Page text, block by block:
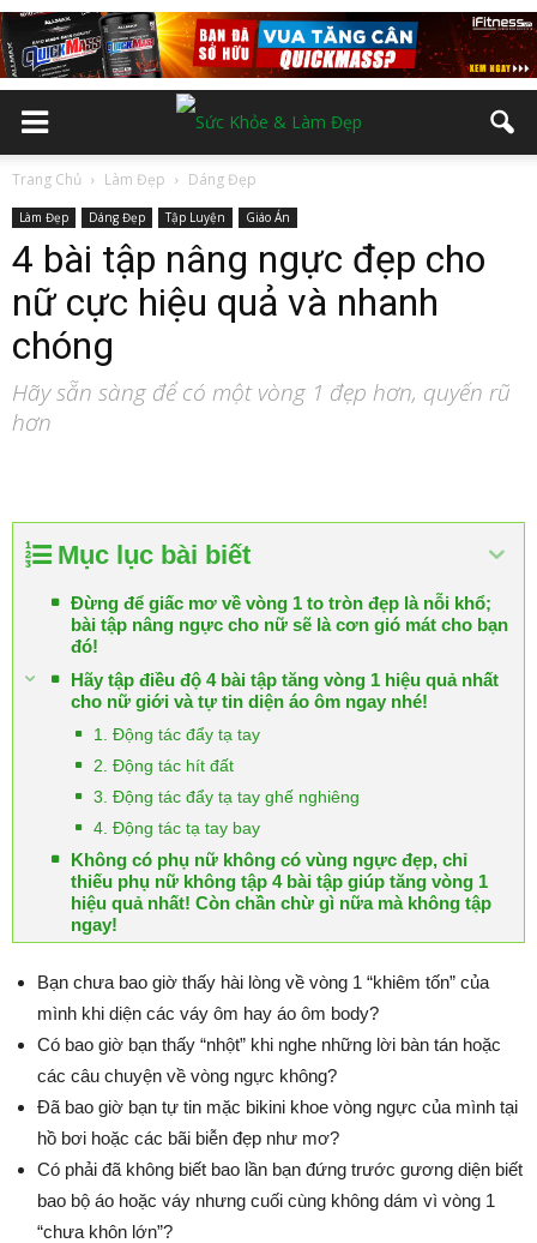
Trang Chủ Làm Đẹp Dáng Đẹp
Làm Đẹp Dáng Đẹp Tập Luyện Giáo Án
4 bài tập nâng ngực đẹp cho
nữ cực hiệu quả và nhanh
chóng
Hãy sẵn sàng để có một vòng 1 đẹp hơn, quyến rũ
hơn
Mục lục bài biết
Đừng để giấc mơ về vòng 1 to tròn đẹp là nỗi khổ;
bài tập nâng ngực cho nữ sẽ là cơn gió mát cho bạn
đó!
Hãy tập điều độ 4 bài tập tăng vòng 1 hiệu quả nhất
cho nữ giới và tự tin diện áo ôm ngay nhé!
1. Động tác đẩy tạ tay
2. Động tác hít đất
3. Động tác đẩy tạ tay ghế nghiêng
4. Động tác tạ tay bay
Không có phụ nữ không có vùng ngực đẹp, chỉ
thiếu phụ nữ không tập 4 bài tập giúp tăng vòng 1
hiệu quả nhất! Còn chần chừ gì nữa mà không tập
ngay!
Bạn chưa bao giờ thấy hài lòng về vòng 1 “khiêm tốn” của
mình khi diện các váy ôm hay áo ôm body?
Có bao giờ bạn thấy “nhột” khi nghe những lời bàn tán hoặc
các câu chuyện về vòng ngực không?
Đã bao giờ bạn tự tin mặc bikini khoe vòng ngực của mình tại
hồ bơi hoặc các bãi biễn đẹp như mơ?
Có phải đã không biết bao lần bạn đứng trước gương diện biết
bao bộ áo hoặc váy nhưng cuối cùng không dám vì vòng 1
“chưa khôn lớn”?